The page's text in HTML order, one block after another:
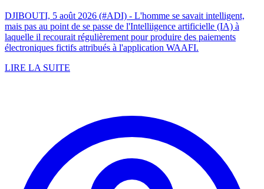
DJIBOUTI, 5 août 2026 (#ADI) - L'homme se savait intelligent,
mais pas au point de se passe de l'Intelliigence artificielle (IA) à
laquelle il recourait régulièrement pour produire des paiements
électroniques fictifs attribués à l'application WAAFI.
LIRE LA SUITE